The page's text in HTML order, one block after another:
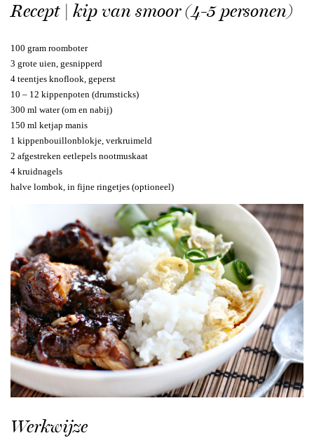
Recept | kip van smoor (4-5 personen)
100 gram roomboter
3 grote uien, gesnipperd
4 teentjes knoflook, geperst
10 – 12 kippenpoten (drumsticks)
300 ml water (om en nabij)
150 ml ketjap manis
1 kippenbouillonblokje, verkruimeld
2 afgestreken eetlepels nootmuskaat
4 kruidnagels
halve lombok, in fijne ringetjes (optioneel)
Werkwijze